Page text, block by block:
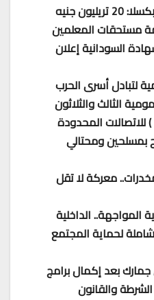
مبادرة من القطاع الخاص بكسلا: 20 تريليون جنيه
مستحقات المعلمين
السودانية إعلان
لتبادل أسرى الحرب
الثالث والثلاثون
المحدودة
بمسلحين ومحتالي
معركة لا تقل
المواجهة.. الداخلية
لحماية المجتمع
مهنيين جمارك بعد إكمال برامج
والقانون